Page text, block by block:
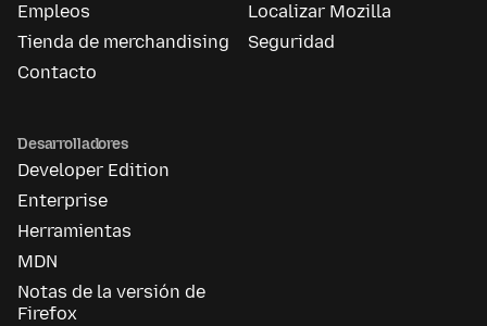
Empleos
Tienda de merchandising
Contacto
Localizar Mozilla
Seguridad
Desarrolladores
Developer Edition
Enterprise
Herramientas
MDN
Notas de la versión de
Firefox